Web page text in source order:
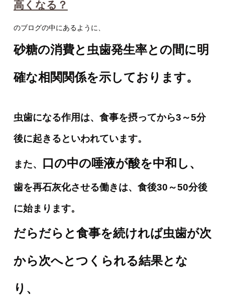
高くなる？
のブログの中にあるように、
砂糖の消費と虫歯発生率との間に明
確な相関関係を示しております。
虫歯になる作用は、食事を摂ってから3～5分
後に起きるといわれています。
また、 口の中の唾液が酸を中和し、
歯を再石灰化させる働きは、食後30～50分後
に始まります。
だらだらと食事を続ければ虫歯が次
から次へとつくられる結果とな
り、